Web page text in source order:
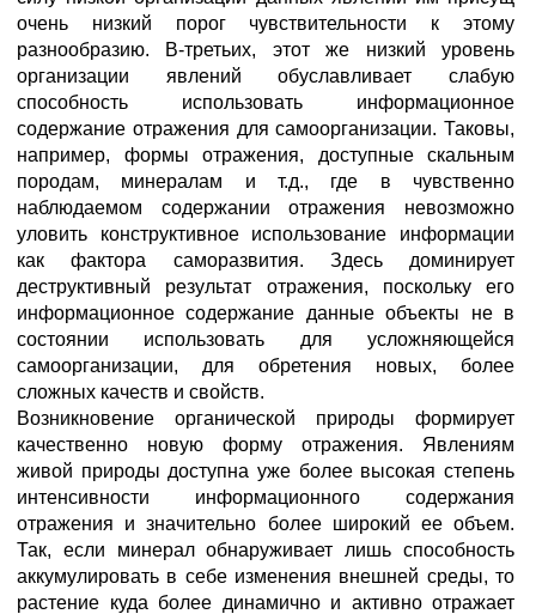
очень низкий порог чувствительности к этому
разнообразию. В-третьих, этот же низкий уровень
организации явлений обуславливает слабую
способность использовать информационное
содержание отражения для самоорганизации. Таковы,
например, формы отражения, доступные скальным
породам, минералам и т.д., где в чувственно
наблюдаемом содержании отражения невозможно
уловить конструктивное использование информации
как фактора саморазвития. Здесь доминирует
деструктивный результат отражения, поскольку его
информационное содержание данные объекты не в
состоянии использовать для усложняющейся
самоорганизации, для обретения новых, более
сложных качеств и свойств.
Возникновение органической природы формирует
качественно новую форму отражения. Явлениям
живой природы доступна уже более высокая степень
интенсивности информационного содержания
отражения и значительно более широкий ее объем.
Так, если минерал обнаруживает лишь способность
аккумулировать в себе изменения внешней среды, то
растение куда более динамично и активно отражает